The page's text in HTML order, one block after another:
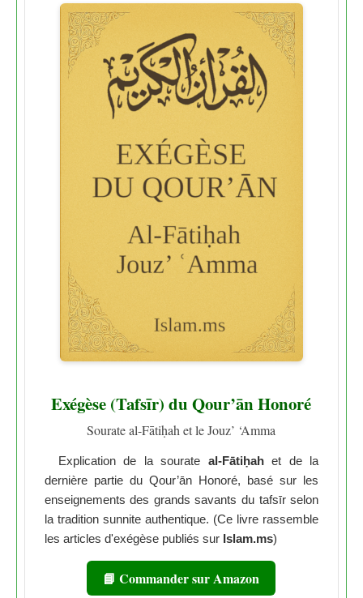
Exégèse (Tafsīr) du Qour’ān Honoré
Sourate al-Fātiḥah et le Jouz’ ‘Amma
Explication de la sourate al-Fātiḥahet de la
dernière partie du Qour’ān Honoré, basé sur les
enseignements des grands savants du tafsīr selon
la tradition sunnite authentique. (Ce livre rassemble
les articles d'exégèse publiés sur Islam.ms)
📘 Commander sur Amazon